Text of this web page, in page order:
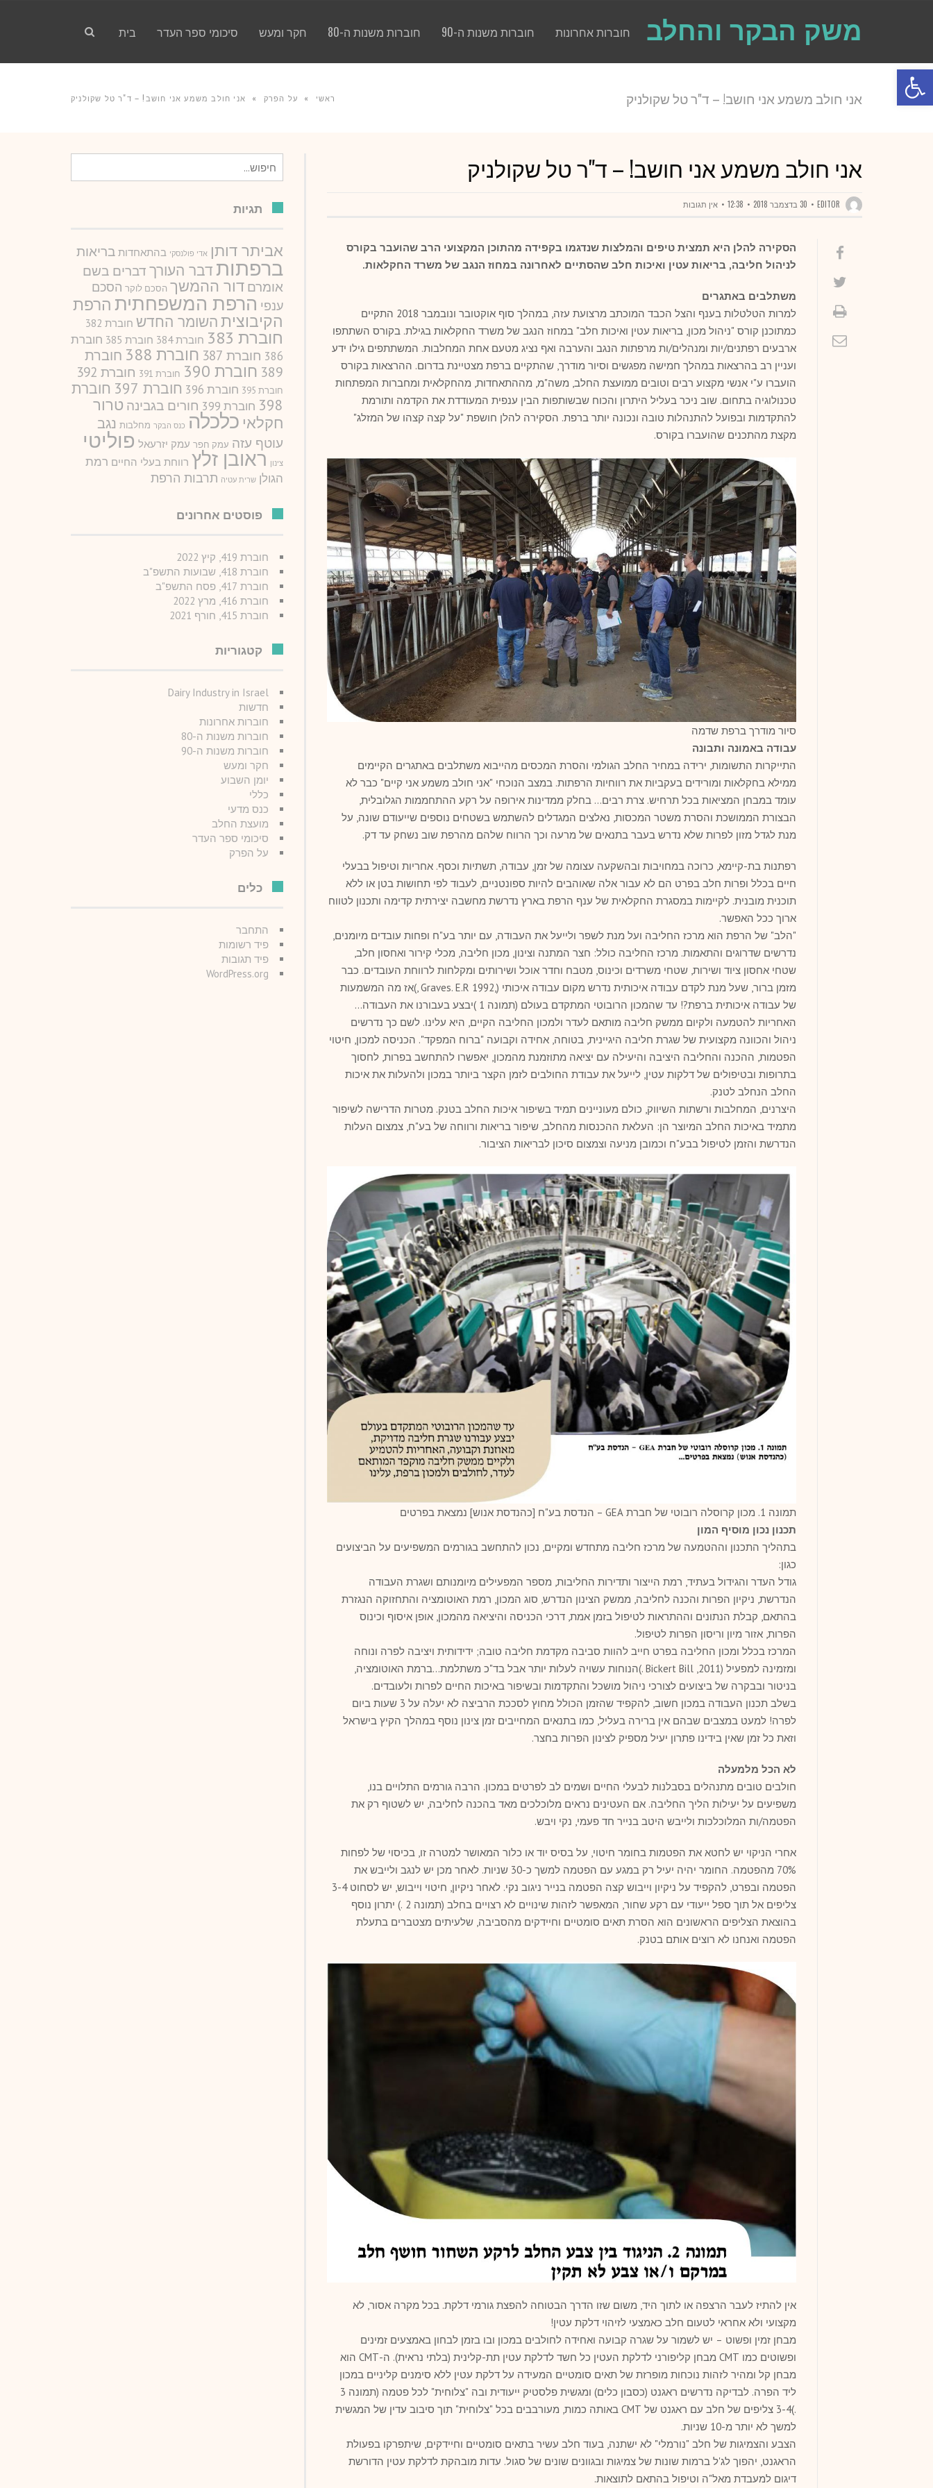
פתח סרגל נגישות
משק הבקר והחלב חוברות אחרונות חוברות משנות ה-90 חוברות משנות ה-80 חקר ומעש סיכומי ספר העדר בית
אני חולב משמע אני חושב! – ד"ר טל שקולניק ראשי » על הפרק » אני חולב משמע אני חושב! – ד"ר טל שקולניק
אני חולב משמע אני חושב! – ד"ר טל שקולניק
EDITOR 30 בדצמבר 2018 12:38 אין תגובות
הסקירה להלן היא תמצית טיפים והמלצות שנדגמו בקפידה מהתוכן המקצועי הרב שהועבר בקורס
לניהול חליבה, בריאות עטין ואיכות חלב שהסתיים לאחרונה במחוז הנגב של משרד החקלאות.
משתלבים באתגרים
למרות הטלטלות בענף והצל הכבד המוכתב מרצועת עזה, במהלך סוף אוקטובר ונובמבר 2018 התקיים
כמתוכנן קורס "ניהול מכון, בריאות עטין ואיכות חלב" במחוז הנגב של משרד החקלאות בגילת. בקורס השתתפו
ארבעים רפתנים/יות ומנהלים/ות מרפתות הנגב והערבה ואף נציג מטעם אחת המחלבות. המשתתפים גילו ידע
ועניין רב בהרצאות במהלך חמישה מפגשים וסיור מודרך, שהתקיים ברפת מצטיינת בדרום. ההרצאות בקורס
הועברו ע"י אנשי מקצוע רבים וטובים ממועצת החלב, משה"מ, מההתאחדות, מהחקלאית ומחברות המפתחות
טכנולוגיה בתחום. שוב ניכר בעליל היתרון והכוח שבשותפות הבין ענפית המעודדת את הקדמה ותורמת
להתקדמות ובפועל להתנהלות טובה ונכונה יותר ברפת. הסקירה להלן חושפת "על קצה קצהו של המזלג"
מקצת מהתכנים שהועברו בקורס.
סיור מודרך ברפת שדמה
עבודה באמונה ותבונה
התייקרות התשומות, ירידה במחיר החלב הגולמי והסרת המכסים מהייבוא משתלבים באתגרים הקיימים
ממילא בחקלאות ומורידים בעקביות את רווחיות הרפתות. במצב הנוכחי "אני חולב משמע אני קיים" כבר לא
עומד במבחן המציאות בכל תרחיש. צרת רבים… בחלק ממדינות אירופה על רקע ההתחממות הגלובלית,
הבצורת הממושכת והסרת משטר המכסות, נאלצים המגדלים להשתמש בשטחים נוספים שייעודם שונה, על
מנת לגדל מזון לפרות שלא נדרש בעבר בתנאים של מרעה וכך הרווח שלהם מהרפת שוב נשחק עד דק.
רפתנות בת-קיימא, כרוכה במחויבות ובהשקעה עצומה של זמן, עבודה, תשתיות וכסף. אחריות וטיפול בבעלי
חיים בכלל ופרות חלב בפרט הם לא עבור אלה שאוהבים להיות ספונטניים, לעבוד לפי תחושות בטן או ללא
תוכנית מובנית. לקיימות במסגרת החקלאית של ענף הרפת בארץ נדרשת מחשבה יצירתית קדימה ותכנון לטווח
ארוך ככל האפשר.
"הלב" של הרפת הוא מרכז החליבה ועל מנת לשפר ולייעל את העבודה, עם יותר בע"ח ופחות עובדים מיומנים,
נדרשים שדרוגים והתאמות. מרכז החליבה כולל: חצר המתנה וצינון, מכון חליבה, מכלי קירור ואחסון חלב,
שטחי אחסון ציוד ושירות, שטחי משרדים וכינוס, מטבח וחדר אוכל ושירותים ומקלחות לרווחת העובדים. כבר
מזמן ברור, שעל מנת לקדם עבודה איכותית נדרש מקום עבודה איכותי (,Graves. E.R 1992 ,)אז מה המשמעות
של עבודה איכותית ברפת?! עד שהמכון הרובוטי המתקדם בעולם (תמונה 1 )יבצע בעבורנו את העבודה…
האחריות להטמעה ולקיום ממשק חליבה מותאם לעדר ולמכון החליבה הקיים, היא עלינו. לשם כך נדרשים
ניהול והכוונה מקצועית של שגרת חליבה היגיינית, בטוחה, אחידה וקבועה "ברוח המפקד". הכניסה למכון, חיטוי
הפטמות, ההכנה והחליבה היציבה והיעילה עם יציאה מתוזמנת מהמכון, יאפשרו להתחשב בפרות, לחסוך
בתרופות ובטיפולים של דלקות עטין, לייעל את עבודת החולבים לזמן הקצר ביותר במכון ולהעלות את איכות
החלב הנחלב לטנק.
היצרנים, המחלבות ורשתות השיווק, כולם מעוניינים תמיד בשיפור איכות החלב בטנק. מטרות הדרישה לשיפור
מתמיד באיכות החלב המיוצר הן: העלאת ההכנסות מהחלב, שיפור בריאות ורווחה של בע"ח, צמצום העלות
הנדרשת והזמן לטיפול בבע"ח וכמובן מניעה וצמצום סיכון לבריאות הציבור.
תמונה 1. מכון קרוסלה רובוטי של חברת GEA – הנדסת בע"ח [כהנדסת אנוש] נמצאת בפרטים
תכנון נכון מוסיף המון
בתהליך התכנון וההטמעה של מרכז חליבה מתחדש ומקיים, נכון להתחשב בגורמים המשפיעים על הביצועים
כגון:
גודל העדר והגידול בעתיד, רמת הייצור ותדירות החליבות, מספר המפעילים מיומנותם ושגרת העבודה
הנדרשת, ניקיון הפרות והכנה לחליבה, ממשק הצינון הנדרש, סוג המכון, רמת האוטומציה והתחזוקה הנגזרת
בהתאם, קבלת הנתונים וההתראות לטיפול בזמן אמת, דרכי הכניסה והיציאה מהמכון, אופן איסוף וכינוס
הפרות, אזור מיון וריסון הפרות לטיפול.
המרכז בכלל ומכון החליבה בפרט חייב להוות סביבה מקדמת חליבה טובה; ידידותית ויציבה לפרה ונוחה
ומזמינה למפעיל (2011, Bickert Bill .)הנוחות עשויה לעלות יותר אבל בד"כ משתלמת…ברמת האוטומציה,
בניטור ובבקרה של ביצועים לצורכי ניהול מושכל והתקדמות ובשיפור באיכות החיים לפרות ולעובדים.
בשלב תכנון העבודה במכון חשוב, להקפיד שהזמן הכולל מחוץ לסככת הרביצה לא יעלה על 3 שעות ביום
לפרה! למעט במצבים שבהם אין ברירה בעליל, כמו בתנאים המחייבים זמן צינון נוסף במהלך הקיץ בישראל
וזאת כל זמן שאין בידינו פתרון יעיל מספיק לצינון הפרות בחצר.
לא הכל מלמעלה
חולבים טובים מתנהלים בסבלנות לבעלי החיים ושמים לב לפרטים במכון. הרבה גורמים התלויים בנו,
משפיעים על יעילות הליך החליבה. אם העטינים נראים מלוכלכים מאד בהכנה לחליבה, יש לשטוף רק את
הפטמה/ות המלוכלכות ולייבש היטב בנייר חד פעמי, נקי ויבש.
אחרי הניקוי יש לחטא את הפטמות בחומר חיטוי, על בסיס יוד או כלור המאושר למטרה זו, בכיסוי של לפחות
70% מהפטמה. החומר יהיה יעיל רק במגע עם הפטמה למשך כ-30 שניות. לאחר מכן יש לנגב ולייבש את
הפטמה ובפרט, להקפיד על ניקיון וייבוש קצה הפטמה בנייר ניגוב נקי. לאחר ניקיון, חיטוי וייבוש, יש לסחוט 3-4
צליפים אל תוך ספל ייעודי עם רקע שחור, המאפשר לזהות שינויים לא רצויים בחלב (תמונה 2 .) יתרון נוסף
בהוצאת הצליפים הראשונים הוא הסרת תאים סומטיים וחיידקים מהסביבה, שלעיתים מצטברים בתעלת
הפטמה ואנחנו לא רוצים אותם בטנק.
אין להתיז לעבר הרצפה או לתוך היד, משום שזו הדרך הבטוחה להפצת גורמי דלקת. בכל מקרה אסור, לא
מקצועי ולא אחראי לטעום חלב כאמצעי לזיהוי דלקת עטין!
מבחן זמין ופשוט – יש לשמור על שגרה קבועה ואחידה לחולבים במכון ובו בזמן לבחון באמצעים זמינים
ופשוטים כמו CMT מבחן קליפורני לדלקת העטין כל חשד לדלקת עטין תת-קלינית (בלתי נראית). ה-CMT הוא
מבחן קל ומהיר לזהות נוכחות מופרזת של תאים סומטיים המעידה על דלקת עטין ללא סימנים קליניים במכון
ליד הפרה. לבדיקה נדרשים ראגנט (כסבון כלים) ומגשית פלסטיק ייעודית ובה "צלוחית" לכל פטמה (תמונה 3
.)3-4 צליפים של חלב עם ראגנט של CMT באותה כמות, מעורבבים בכל "צלוחית" תוך סיבוב עדין של המגשית
למשך לא יותר מ-10 שניות.
הצבע והצמיגות של חלב "נורמלי" לא ישתנה, בעוד חלב עשיר בתאים סומטיים וחיידקים, שיתפרקו בפעולת
הראגנט, יהפוך לג'ל ברמות שונות של צמיגות ובגוונים שונים של סגול. עדות מובהקת לדלקת עטין הדורשת
דיגום למעבדת מאל"ה וטיפול בהתאם לתוצאות.
עבור:
תגיות
אביתר דותן אדי פולנסקי בהתאחדות בריאות
ברפתות דבר העורך דברים בשם
אומרם דור ההמשך הסכם לוקר הסכם
ענפי הרפת המשפחתית הרפת
הקיבוציתהשומר החדש חוברת 382
חוברת 383 חוברת 384 חוברת 385
חוברת
386 חוברת 387 חוברת 388
חוברת
389 חוברת 390 חוברת 391 חוברת 392
חוברת 395 חוברת 396 חוברת 397
חוברת
398 חוברת 399 חורים בגבינה טרור
חקלאי כלכלה כנס הבקר מחלבות נגב
עוטף עזה עמק חפר עמק יזרעאל פוליטי
צינון ראובן זלץ רווחת בעלי החיים רמת
הגולן שרית עטיה תרבות הרפת
פוסטים אחרונים
חוברת 419, קיץ 2022
חוברת 418, שבועות התשפ"ב
חוברת 417, פסח התשפ"ב
חוברת 416, מרץ 2022
חוברת 415, חורף 2021
קטגוריות
Dairy Industry in Israel
חדשות
חוברות אחרונות
חוברות משנות ה-80
חוברות משנות ה-90
חקר ומעש
יומן השבוע
כללי
כנס מדעי
מועצת החלב
סיכומי ספר העדר
על הפרק
כלים
התחבר
פיד רשומות
פיד תגובות
WordPress.org